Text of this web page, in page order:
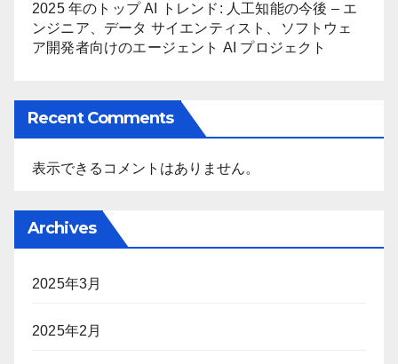
2025 年のトップ AI トレンド: 人工知能の今後 – エ
ンジニア、データ サイエンティスト、ソフトウェ
ア開発者向けのエージェント AI プロジェクト
Recent Comments
表示できるコメントはありません。
Archives
2025年3月
2025年2月